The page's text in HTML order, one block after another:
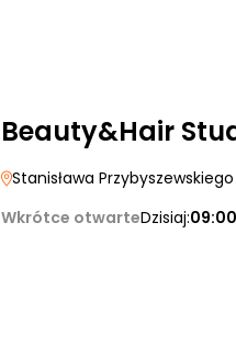
Beauty&Hair
Stanisława Przybyszewskiego
Wkrótce otwarteDzisiaj: